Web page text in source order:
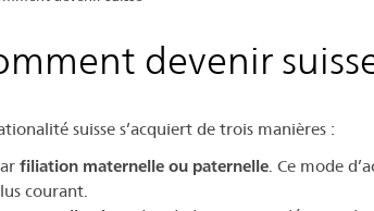
devenir
suisse s’acquiert de trois manières :
filiation maternelle ou paternelle. Ce mode
courant.